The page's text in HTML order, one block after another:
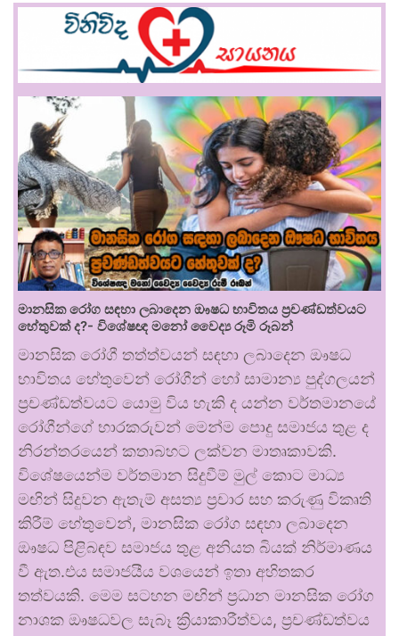
මානසික රෝග සඳහා ලබාදෙන ඖෂධ භාවිතය ප්‍රචණ්ඩත්වයට
හේතුවක් ද?- විශේෂඥ මනෝ වෛද්‍ය රූමි රූබන්
මානසික රෝගී තත්ත්වයන් සඳහා ලබාදෙන ඖෂධ
භාවිතය හේතුවෙන් රෝගීන් හෝ සාමාන්‍ය පුද්ගලයන්
ප්‍රචණ්ඩත්වයට යොමු විය හැකි ද යන්න වර්තමානයේ
රෝගීන්ගේ භාරකරුවන් මෙන්ම පොදු සමාජය තුළ ද
නිරන්තරයෙන් කතාබහට ලක්වන මාතෘකාවකි.
විශේෂයෙන්ම වර්තමාන සිදුවීම් මුල් කොට මාධ්‍ය
මඟින් සිදුවන ඇතැම් අසත්‍ය ප්‍රචාර සහ කරුණු විකෘති
කිරීම් හේතුවෙන්, මානසික රෝග සඳහා ලබාදෙන
ඖෂධ පිළිබඳව සමාජය තුළ අනියත බියක් නිර්මාණය
වී ඇත.එය සමාජයීය වශයෙන් ඉතා අහිතකර
තත්වයකි. මෙම සටහන මඟින් ප්‍රධාන මානසික රෝග
නාශක ඖෂධවල සැබෑ ක්‍රියාකාරීත්වය, ප්‍රචණ්ඩත්වය